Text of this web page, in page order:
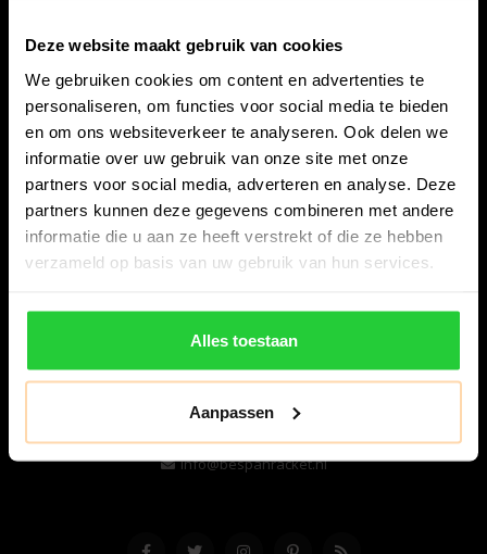
Deze website maakt gebruik van cookies
We gebruiken cookies om content en advertenties te
personaliseren, om functies voor social media te bieden
en om ons websiteverkeer te analyseren. Ook delen we
informatie over uw gebruik van onze site met onze
partners voor social media, adverteren en analyse. Deze
partners kunnen deze gegevens combineren met andere
informatie die u aan ze heeft verstrekt of die ze hebben
verzameld op basis van uw gebruik van hun services.
Alles toestaan
Aanpassen
Bespanracket.nl is dé racketspecialist van Lelystad en
omstreken.
Snijdersstraat 6
8224 AA Lelystad
Nederland
06-57276080
info@bespanracket.nl